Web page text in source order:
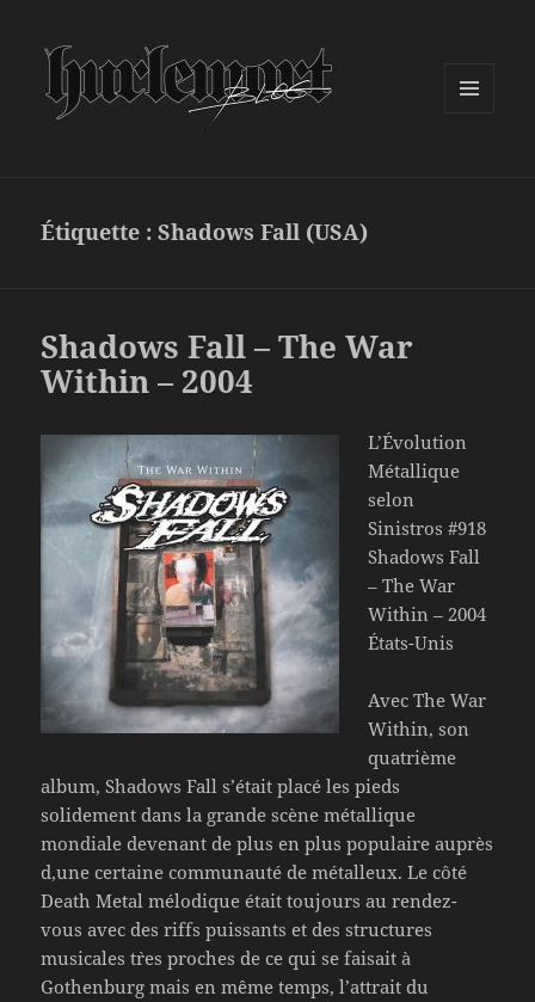
Étiquette :Shadows Fall (USA)
Shadows Fall – The War
Within – 2004
L’Évolution
Métallique
selon
Sinistros #918
Shadows Fall
– The War
Within – 2004
États-Unis
Avec The War
Within, son
quatrième
album, Shadows Fall s’était placé les pieds
solidement dans la grande scène métallique
mondiale devenant de plus en plus populaire auprès
d,une certaine communauté de métalleux. Le côté
Death Metal mélodique était toujours au rendez-
vous avec des riffs puissants et des structures
musicales t`res proches de ce qui se faisait à
Gothenburg mais en même temps, l’attrait du